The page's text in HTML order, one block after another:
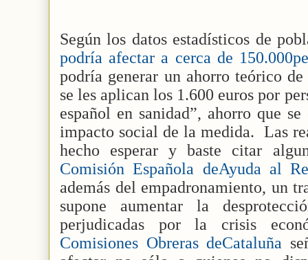
Según los datos estadísticos de
podría afectar a cerca de
podría generar un ahorro teórico de
se les aplican los 1.600 euros por
español en sanidad”, ahorro que
impacto social de la medida. Las
hecho esperar y baste citar
Comisión Española deAyuda al
además del empadronamiento, un
supone aumentar la
perjudicadas por la crisis
Comisiones Obreras deCataluña